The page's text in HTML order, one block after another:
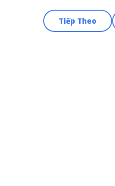
Tiếp Theo